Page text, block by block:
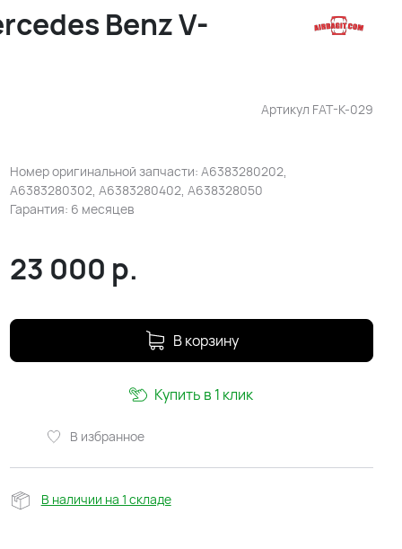
Артикул FAT-K-029
Benz V-
Номер оригинальной запчасти: A6383280202,
A6383280302, A6383280402, A638328050
Гарантия: 6 месяцев
23 000 р.
В корзину
В избранное
Купить в 1 клик
В наличии на 1 складе